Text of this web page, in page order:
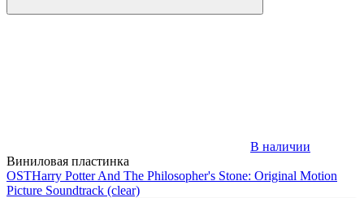
В наличии
Виниловая пластинка
OSTHarry Potter And The Philosopher's Stone: Original Motion
Picture Soundtrack (clear)